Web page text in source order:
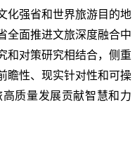
化强省和世界旅游目的地
全面推进文旅深度融合中
和对策研究相结合，侧重
瞻性、现实针对性和可操
质量发展贡献智慧和力